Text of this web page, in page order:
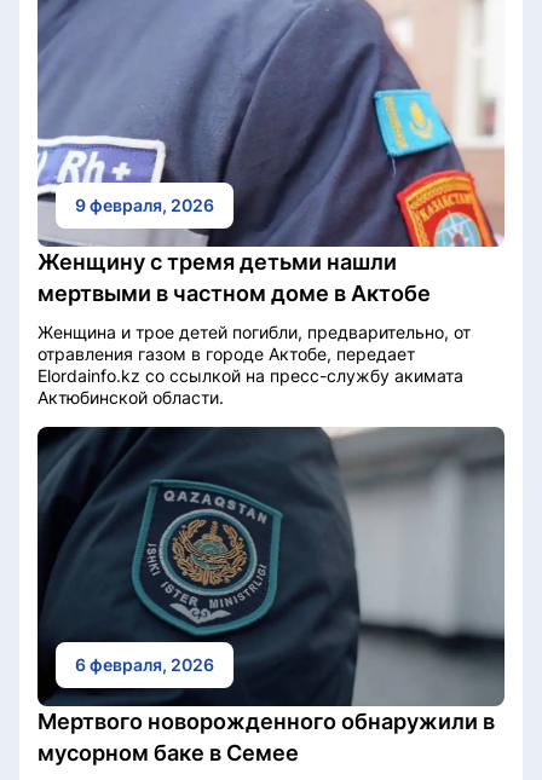
9 февраля, 2026
Женщину с тремя детьми нашли
мертвыми в частном доме в Актобе
Женщина и трое детей погибли, предварительно, от
отравления газом в городе Актобе, передает
Elordainfo.kz со ссылкой на пресс-службу акимата
Актюбинской области.
6 февраля, 2026
Мертвого новорожденного обнаружили в
мусорном баке в Семее